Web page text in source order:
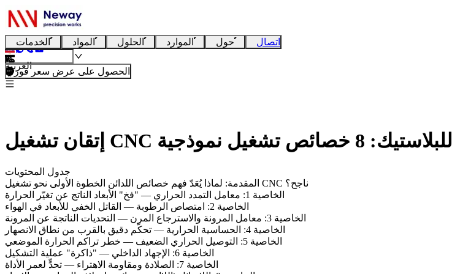
الخدمات المواد الحلول الموارد حول اتصال
العربية
الحصول على عرض سعر فوري
إتقان تشغيل CNC للبلاستيك: 8 خصائص تشغيل نموذجية
جدول المحتويات
المقدمة: لماذا يُعَدّ فهم خصائص اللدائن الخطوة الأولى نحو تشغيل CNC ناجح؟
الخاصية 1: معامل التمدد الحراري — "فخ" الأبعاد الناتج عن تغيّر الحرارة
الخاصية 2: امتصاص الرطوبة — القاتل الخفي للأبعاد في الهواء
الخاصية 3: معامل المرونة والاسترجاع المرن — التحديات الناتجة عن المرونة
الخاصية 4: الحساسية الحرارية — تحكّم دقيق بالقرب من نطاق الانصهار
الخاصية 5: التوصيل الحراري الضعيف — خطر تراكم الحرارة الموضعي
الخاصية 6: الإجهاد الداخلي — "ذاكرة" عملية التشكيل
الخاصية 7: الصلادة ومقاومة الاهتراء — تحدٍّ لعمر الأداة